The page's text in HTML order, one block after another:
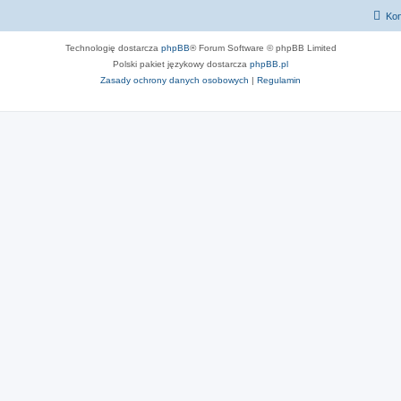
Technologię dostarcza phpBB® Forum Software © phpBB Limited
Polski pakiet językowy dostarcza phpBB.pl
Zasady ochrony danych osobowych | Regulamin